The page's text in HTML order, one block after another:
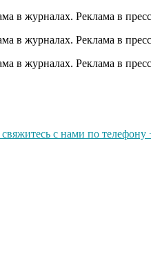
с нами по